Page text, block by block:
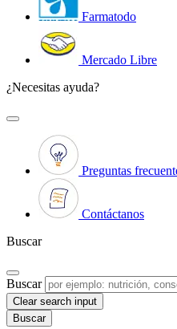
Farmatodo
Mercado Libre
¿Necesitas ayuda?
Preguntas
Contáctanos
Buscar
Buscar
Clear search input